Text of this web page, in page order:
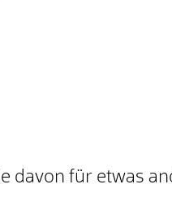
davon für etwas